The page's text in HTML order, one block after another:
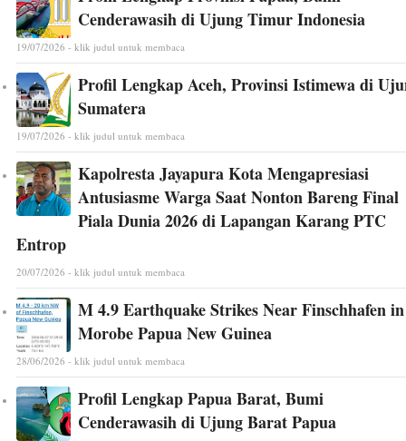
Cenderawasih di Ujung Timur Indonesia
19/07/2026 - klik judul untuk membaca
Profil Lengkap Aceh, Provinsi Istimewa di
Sumatera
19/07/2026 - klik judul untuk membaca
Kapolresta Jayapura Kota Mengapresiasi
Antusiasme Warga Saat Nonton Bareng Final
Piala Dunia 2026 di Lapangan Karang PTC
Entrop
20/07/2026 - klik judul untuk membaca
M 4.9 Earthquake Strikes Near Finschhafen in
Morobe Papua New Guinea
28/06/2026 - klik judul untuk membaca
Profil Lengkap Papua Barat, Bumi
Cenderawasih di Ujung Barat Papua